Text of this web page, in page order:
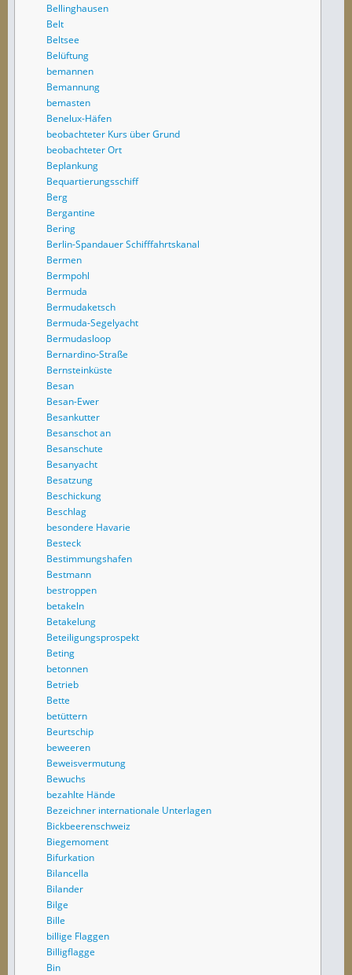
Bellinghausen
Belt
Beltsee
Belüftung
bemannen
Bemannung
bemasten
Benelux-Häfen
beobachteter Kurs über Grund
beobachteter Ort
Beplankung
Bequartierungsschiff
Berg
Bergantine
Bering
Berlin-Spandauer Schifffahrtskanal
Bermen
Bermpohl
Bermuda
Bermudaketsch
Bermuda-Segelyacht
Bermudasloop
Bernardino-Straße
Bernsteinküste
Besan
Besan-Ewer
Besankutter
Besanschot an
Besanschute
Besanyacht
Besatzung
Beschickung
Beschlag
besondere Havarie
Besteck
Bestimmungshafen
Bestmann
bestroppen
betakeln
Betakelung
Beteiligungsprospekt
Beting
betonnen
Betrieb
Bette
betüttern
Beurtschip
beweeren
Beweisvermutung
Bewuchs
bezahlte Hände
Bezeichner internationale Unterlagen
Bickbeerenschweiz
Biegemoment
Bifurkation
Bilancella
Bilander
Bilge
Bille
billige Flaggen
Billigflagge
Bin